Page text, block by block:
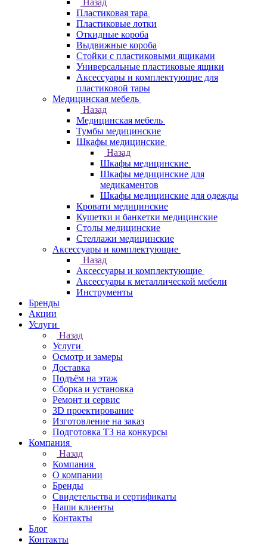
Назад
Пластиковая тара
Пластиковые лотки
Откидные короба
Выдвижные короба
Стойки с пластиковыми ящиками
Универсальные пластиковые ящики
Аксессуары и комплектующие для
пластиковой тары
Медицинская мебель
Назад
Медицинская мебель
Тумбы медицинские
Шкафы медицинские
Назад
Шкафы медицинские
Шкафы медицинские для
медикаментов
Шкафы медицинские для одежды
Кровати медицинские
Кушетки и банкетки медицинские
Столы медицинские
Стеллажи медицинские
Аксессуары и комплектующие
Назад
Аксессуары и комплектующие
Аксессуары к металлической мебели
Инструменты
Бренды
Акции
Услуги
Назад
Услуги
Осмотр и замеры
Доставка
Подъём на этаж
Сборка и установка
Ремонт и сервис
3D проектирование
Изготовление на заказ
Подготовка ТЗ на конкурсы
Компания
Назад
Компания
О компании
Бренды
Свидетельства и сертификаты
Наши клиенты
Контакты
Блог
Контакты